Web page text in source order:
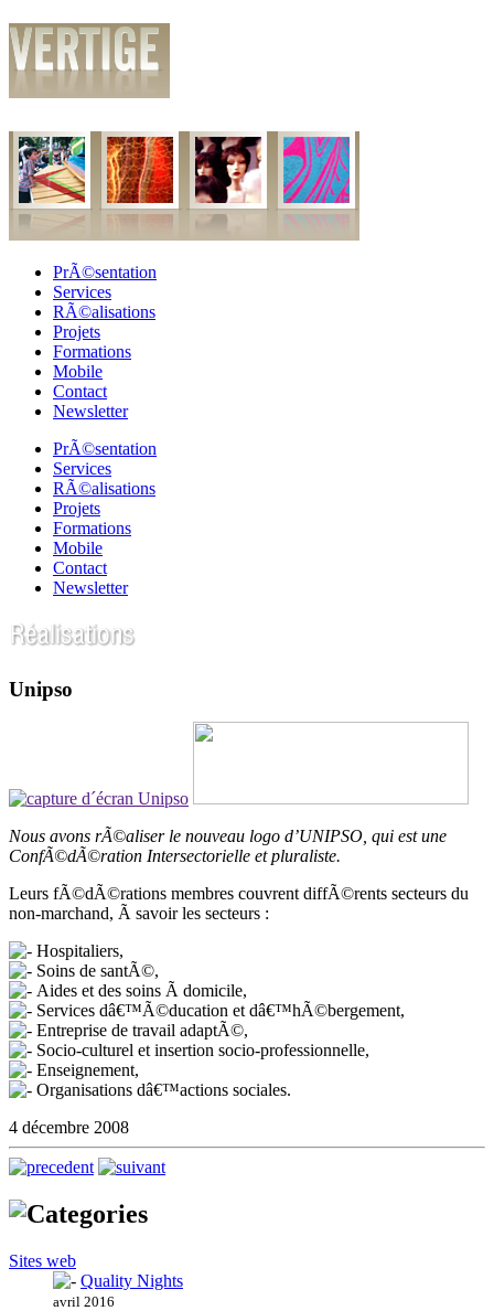
PrÃ©sentation
Services
RÃ©alisations
Projets
Formations
Mobile
Contact
Newsletter
PrÃ©sentation
Services
RÃ©alisations
Projets
Formations
Mobile
Contact
Newsletter
Unipso
Nous avons rÃ©aliser le nouveau logo d’UNIPSO, qui est une
ConfÃ©dÃ©ration Intersectorielle et pluraliste.
Leurs fÃ©dÃ©rations membres couvrent diffÃ©rents secteurs du
non-marchand, Ã savoir les secteurs :
Hospitaliers,
Soins de santÃ©,
Aides et des soins Ã domicile,
Services dâ€™Ã©ducation et dâ€™hÃ©bergement,
Entreprise de travail adaptÃ©,
Socio-culturel et insertion socio-professionnelle,
Enseignement,
Organisations dâ€™actions sociales.
4 décembre 2008
Sites web
Quality Nights
avril 2016